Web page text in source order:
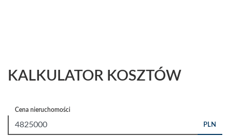
KALKULATOR KOSZTÓW
Cena nieruchomości
PLN